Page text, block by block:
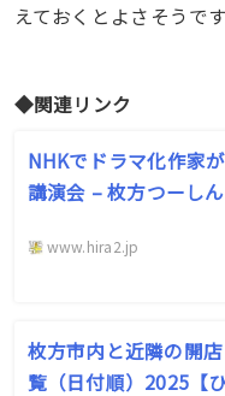
えておくとよさそうです
◆関連リンク
NHKでドラマ化作家
講演会 – 枚方つーしん
www.hira2.jp
枚方市内と近隣の開
覧（日付順）2025【